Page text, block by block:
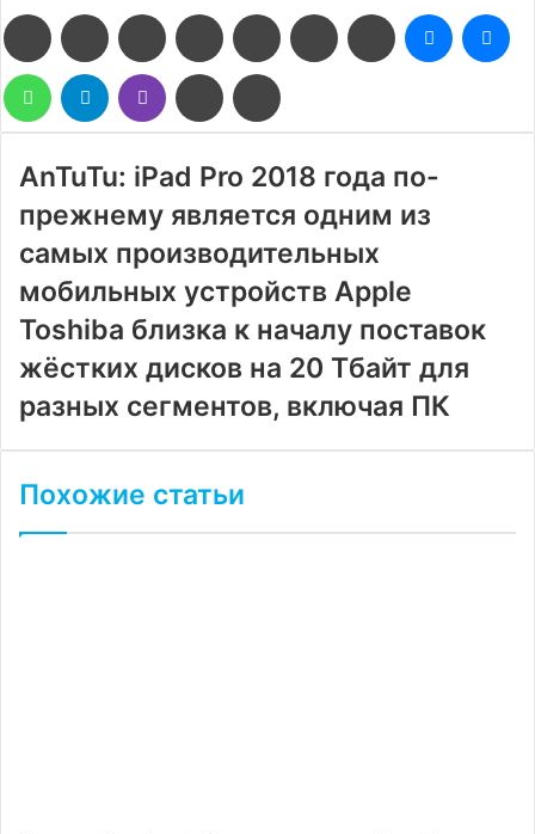
FacebookTwitter LinkedIn Pinterest Reddit ВконтактеОдноклассники
Messenger
WhatsAppTelegram Viber
Поделиться
через
электронную
AnTuTu: iPad Pro 2018 года по-
прежнему является одним из
самых производительных
мобильных устройств Apple
Toshiba близка к началу поставок
жёстких дисков на 20 Тбайт для
разных сегментов, включая ПК
Похожие статьи